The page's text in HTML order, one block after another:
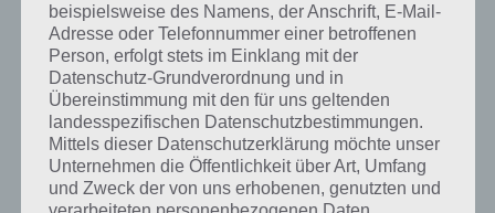
beispielsweise des Namens, der Anschrift, E-Mail-
Adresse oder Telefonnummer einer betroffenen
Person, erfolgt stets im Einklang mit der
Datenschutz-Grundverordnung und in
Übereinstimmung mit den für uns geltenden
landesspezifischen Datenschutzbestimmungen.
Mittels dieser Datenschutzerklärung möchte unser
Unternehmen die Öffentlichkeit über Art, Umfang
und Zweck der von uns erhobenen, genutzten und